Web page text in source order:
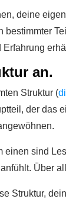
deine
bestimmter
an.
Struktur (
der das
einen sind
Über
Struktur,